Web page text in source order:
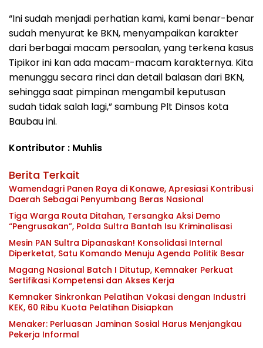
“Ini sudah menjadi perhatian kami, kami benar-benar
sudah menyurat ke BKN, menyampaikan karakter
dari berbagai macam persoalan, yang terkena kasus
Tipikor ini kan ada macam-macam karakternya. Kita
menunggu secara rinci dan detail balasan dari BKN,
sehingga saat pimpinan mengambil keputusan
sudah tidak salah lagi,” sambung Plt Dinsos kota
Baubau ini.
Kontributor : Muhlis
Berita Terkait
Wamendagri Panen Raya di Konawe, Apresiasi Kontribusi
Daerah Sebagai Penyumbang Beras Nasional
Tiga Warga Routa Ditahan, Tersangka Aksi Demo
“Pengrusakan”, Polda Sultra Bantah Isu Kriminalisasi
Mesin PAN Sultra Dipanaskan! Konsolidasi Internal
Diperketat, Satu Komando Menuju Agenda Politik Besar
Magang Nasional Batch I Ditutup, Kemnaker Perkuat
Sertifikasi Kompetensi dan Akses Kerja
Kemnaker Sinkronkan Pelatihan Vokasi dengan Industri
KEK, 60 Ribu Kuota Pelatihan Disiapkan
Menaker: Perluasan Jaminan Sosial Harus Menjangkau
Pekerja Informal